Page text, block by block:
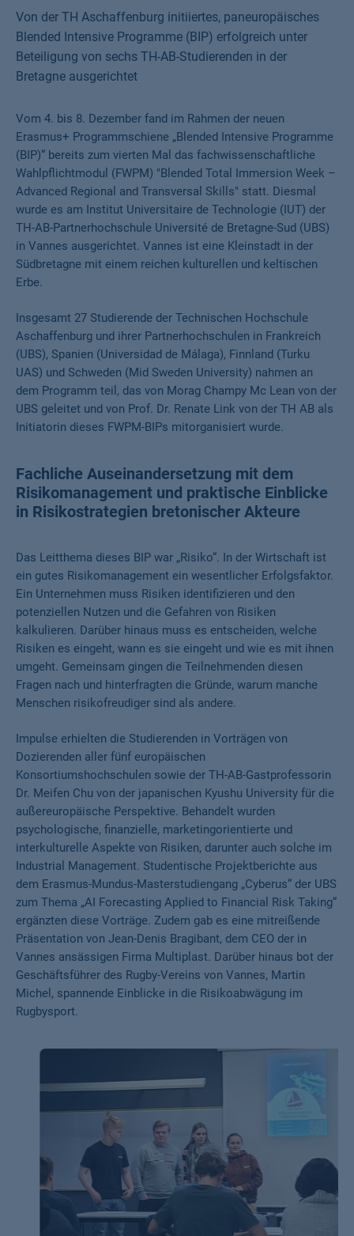
Von der TH Aschaffenburg initiiertes, paneuropäisches
Blended Intensive Programme (BIP) erfolgreich unter
Beteiligung von sechs TH-AB-Studierenden in der
Bretagne ausgerichtet
Vom 4. bis 8. Dezember fand im Rahmen der neuen
Erasmus+ Programmschiene „Blended Intensive Programme
(BIP)“ bereits zum vierten Mal das fachwissenschaftliche
Wahlpflichtmodul (FWPM) "Blended Total Immersion Week –
Advanced Regional and Transversal Skills" statt. Diesmal
wurde es am Institut Universitaire de Technologie (IUT) der
TH-AB-Partnerhochschule Université de Bretagne-Sud (UBS)
in Vannes ausgerichtet. Vannes ist eine Kleinstadt in der
Südbretagne mit einem reichen kulturellen und keltischen
Erbe.
Insgesamt 27 Studierende der Technischen Hochschule
Aschaffenburg und ihrer Partnerhochschulen in Frankreich
(UBS), Spanien (Universidad de Málaga), Finnland (Turku
UAS) und Schweden (Mid Sweden University) nahmen an
dem Programm teil, das von Morag Champy Mc Lean von der
UBS geleitet und von Prof. Dr. Renate Link von der TH AB als
Initiatorin dieses FWPM-BIPs mitorganisiert wurde.
Fachliche Auseinandersetzung mit dem
Risikomanagement und praktische Einblicke
in Risikostrategien bretonischer Akteure
Das Leitthema dieses BIP war „Risiko“. In der Wirtschaft ist
ein gutes Risikomanagement ein wesentlicher Erfolgsfaktor.
Ein Unternehmen muss Risiken identifizieren und den
potenziellen Nutzen und die Gefahren von Risiken
kalkulieren. Darüber hinaus muss es entscheiden, welche
Risiken es eingeht, wann es sie eingeht und wie es mit ihnen
umgeht. Gemeinsam gingen die Teilnehmenden diesen
Fragen nach und hinterfragten die Gründe, warum manche
Menschen risikofreudiger sind als andere.
Impulse erhielten die Studierenden in Vorträgen von
Dozierenden aller fünf europäischen
Konsortiumshochschulen sowie der TH-AB-Gastprofessorin
Dr. Meifen Chu von der japanischen Kyushu University für die
außereuropäische Perspektive. Behandelt wurden
psychologische, finanzielle, marketingorientierte und
interkulturelle Aspekte von Risiken, darunter auch solche im
Industrial Management. Studentische Projektberichte aus
dem Erasmus-Mundus-Masterstudiengang „Cyberus“ der UBS
zum Thema „AI Forecasting Applied to Financial Risk Taking“
ergänzten diese Vorträge. Zudem gab es eine mitreißende
Präsentation von Jean-Denis Bragibant, dem CEO der in
Vannes ansässigen Firma Multiplast. Darüber hinaus bot der
Geschäftsführer des Rugby-Vereins von Vannes, Martin
Michel, spannende Einblicke in die Risikoabwägung im
Rugbysport.